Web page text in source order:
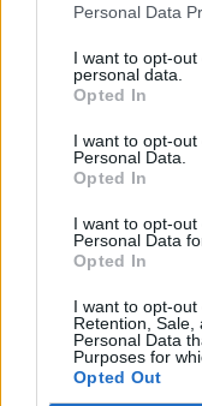
Personal Data
I want to opt-
personal data.
Opted In
I want to opt-
Personal Data.
Opted In
I want to opt-
Personal Data
Opted In
I want to opt-out
Retention, Sale,
Personal Data
Purposes for
Opted Out
ugyanannyi az
A legnagyobb
területén
jelentkező juthat